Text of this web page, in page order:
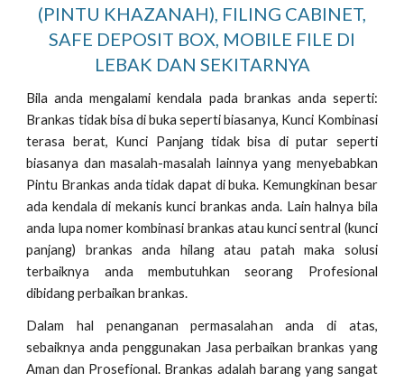
(PINTU KHAZANAH), FILING CABINET,
SAFE DEPOSIT BOX, MOBILE FILE DI
LEBAK DAN SEKITARNYA
Bila anda mengalami kendala pada brankas anda seperti:
Brankas tidak bisa di buka seperti biasanya, Kunci Kombinasi
terasa berat, Kunci Panjang tidak bisa di putar seperti
biasanya dan masalah-masalah lainnya yang menyebabkan
Pintu Brankas anda tidak dapat di buka. Kemungkinan besar
ada kendala di mekanis kunci brankas anda. Lain halnya bila
anda lupa nomer kombinasi brankas atau kunci sentral (kunci
panjang) brankas anda hilang atau patah maka solusi
terbaiknya anda membutuhkan seorang Profesional
dibidang perbaikan brankas.
Dalam hal penanganan permasalahan anda di atas,
sebaiknya anda penggunakan Jasa perbaikan brankas yang
Aman dan Prosefional. Brankas adalah barang yang sangat